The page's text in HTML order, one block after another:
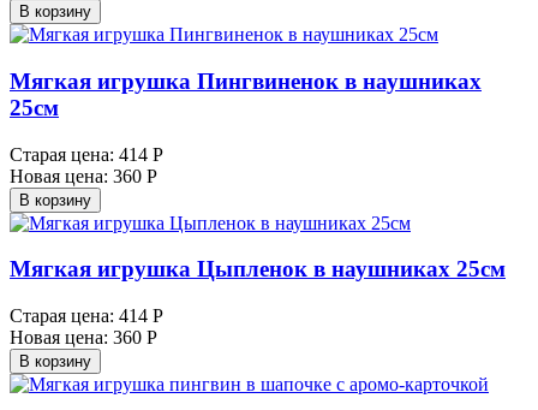
В корзину
Мягкая игрушка Пингвиненок в наушниках
25см
Старая цена: 414 Р
Новая цена: 360 Р
В корзину
Мягкая игрушка Цыпленок в наушниках 25см
Старая цена: 414 Р
Новая цена: 360 Р
В корзину